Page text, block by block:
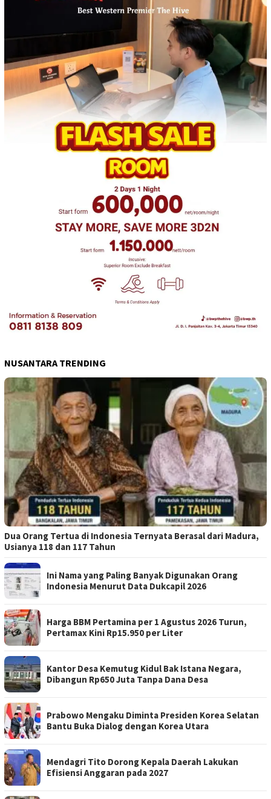
NUSANTARA TRENDING
Dua Orang Tertua di Indonesia Ternyata Berasal dari Madura,
Usianya 118 dan 117 Tahun
Ini Nama yang Paling Banyak Digunakan Orang
Indonesia Menurut Data Dukcapil 2026
Harga BBM Pertamina per 1 Agustus 2026 Turun,
Pertamax Kini Rp15.950 per Liter
Kantor Desa Kemutug Kidul Bak Istana Negara,
Dibangun Rp650 Juta Tanpa Dana Desa
Prabowo Mengaku Diminta Presiden Korea Selatan
Bantu Buka Dialog dengan Korea Utara
Mendagri Tito Dorong Kepala Daerah Lakukan
Efisiensi Anggaran pada 2027